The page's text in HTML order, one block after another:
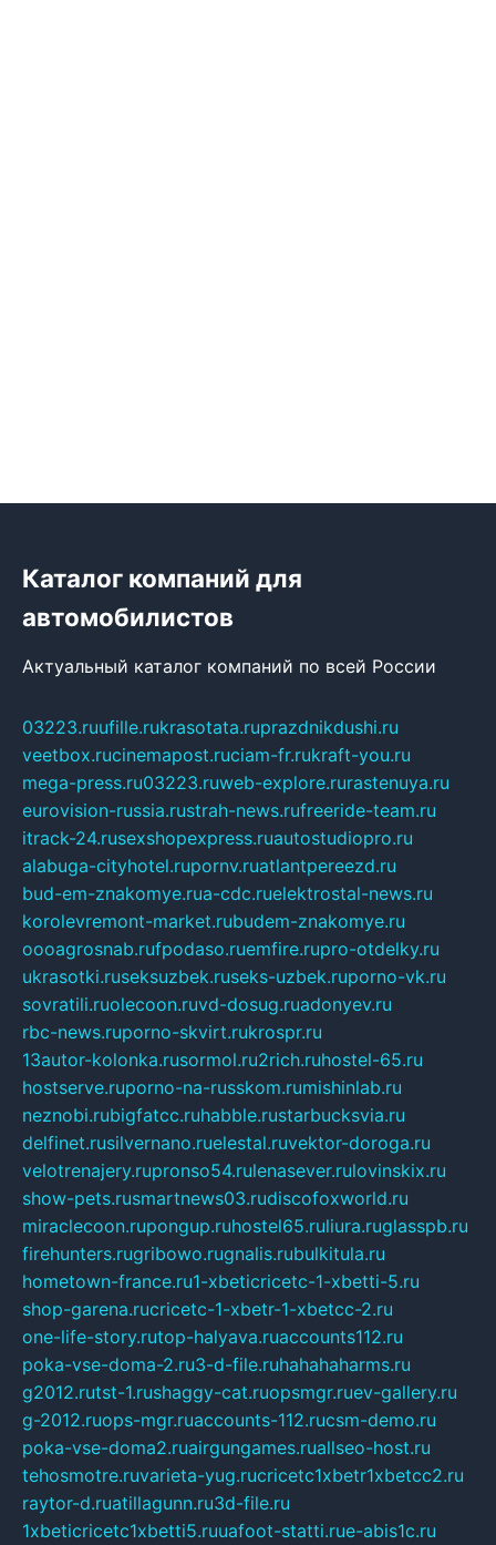
Каталог компаний для
автомобилистов
Актуальный каталог компаний по всей России
03223.ruufille.rukrasotata.ruprazdnikdushi.ru
veetbox.rucinemapost.ruciam-fr.rukraft-you.ru
mega-press.ru03223.ruweb-explore.rurastenuya.ru
eurovision-russia.rustrah-news.rufreeride-team.ru
itrack-24.rusexshopexpress.ruautostudiopro.ru
alabuga-cityhotel.rupornv.ruatlantpereezd.ru
bud-em-znakomye.rua-cdc.ruelektrostal-news.ru
korolevremont-market.rubudem-znakomye.ru
oooagrosnab.rufpodaso.ruemfire.rupro-otdelky.ru
ukrasotki.ruseksuzbek.ruseks-uzbek.ruporno-vk.ru
sovratili.ruolecoon.ruvd-dosug.ruadonyev.ru
rbc-news.ruporno-skvirt.rukrospr.ru
13autor-kolonka.rusormol.ru2rich.ruhostel-65.ru
hostserve.ruporno-na-russkom.rumishinlab.ru
neznobi.rubigfatcc.ruhabble.rustarbucksvia.ru
delfinet.rusilvernano.ruelestal.ruvektor-doroga.ru
velotrenajery.rupronso54.rulenasever.rulovinskix.ru
show-pets.rusmartnews03.rudiscofoxworld.ru
miraclecoon.rupongup.ruhostel65.ruliura.ruglasspb.ru
firehunters.rugribowo.rugnalis.rubulkitula.ru
hometown-france.ru1-xbeticricetc-1-xbetti-5.ru
shop-garena.rucricetc-1-xbetr-1-xbetcc-2.ru
one-life-story.rutop-halyava.ruaccounts112.ru
poka-vse-doma-2.ru3-d-file.ruhahahaharms.ru
g2012.rutst-1.rushaggy-cat.ruopsmgr.ruev-gallery.ru
g-2012.ruops-mgr.ruaccounts-112.rucsm-demo.ru
poka-vse-doma2.ruairgungames.ruallseo-host.ru
tehosmotre.ruvarieta-yug.rucricetc1xbetr1xbetcc2.ru
raytor-d.ruatillagunn.ru3d-file.ru
1xbeticricetc1xbetti5.ruuafoot-statti.rue-abis1c.ru